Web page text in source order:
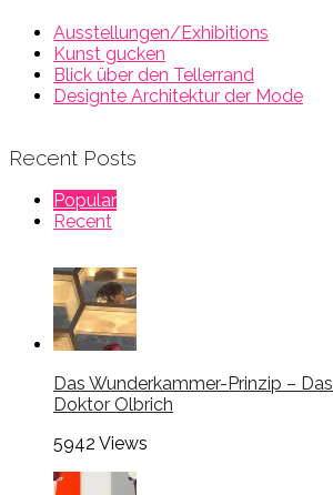
Ausstellungen/Exhibitions
Kunst gucken
Blick über den Tellerrand
Designte Architektur der Mode
Recent Posts
Popular
Recent
Das Wunderkammer-Prinzip –
Doktor Olbrich
5942 Views